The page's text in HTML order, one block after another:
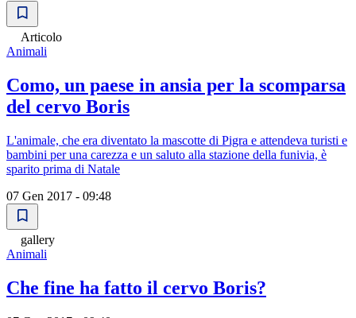
Articolo
Animali
Como, un paese in ansia per la scomparsa
del cervo Boris
L'animale, che era diventato la mascotte di Pigra e attendeva turisti e
bambini per una carezza e un saluto alla stazione della funivia, è
sparito prima di Natale
07 Gen 2017 - 09:48
gallery
Animali
Che fine ha fatto il cervo Boris?